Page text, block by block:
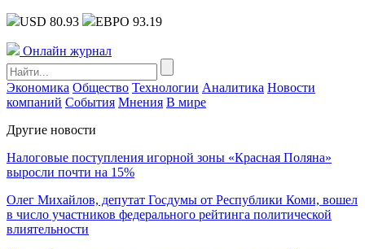
USD 80.93 ЕВРО 93.19
Онлайн журнал
Экономика Общество Технологии Аналитика Новости
компаний События Мнения В мире
Другие новости
Налоговые поступления игорной зоны «Красная Поляна»
выросли почти на 15%
Олег Михайлов, депутат Госдумы от Республики Коми, вошел
в число участников федерального рейтинга политической
влиятельности